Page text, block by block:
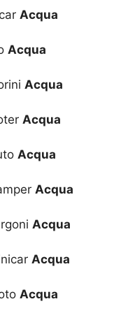
Acqua
Acqua
Acqua
Acqua
Acqua
Acqua
Acqua
Acqua
Acqua